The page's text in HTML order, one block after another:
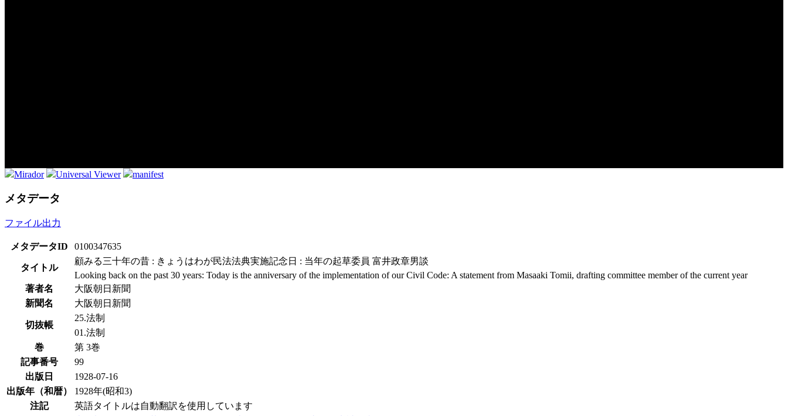
Mirador Universal Viewer manifest
メタデータ
ファイル出力
メタデータID 0100347635
タイトル
顧みる三十年の昔 : きょうはわが民法法典実施記念日 : 当年の起草委員 富井政章男談
Looking back on the past 30 years: Today is the anniversary of the implementation of our Civil Code: A statement from Masaaki Tomii, drafting committee member of the current year
著者名
大阪朝日新聞
新聞名
大阪朝日新聞
切抜帳
25.法制
01.法制
巻
第 3巻
記事番号
99
出版日
1928-07-16
出版年（和暦）
1928年(昭和3)
注記
英語タイトルは自動翻訳を使用しています